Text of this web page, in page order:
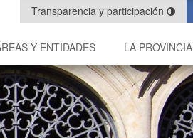
Transparencia y participación
Y ENTIDADES LA PROVINCIA